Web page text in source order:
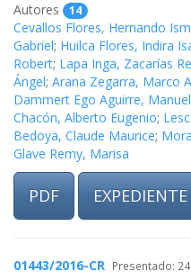
Autores 14
Cevallos Flores, Hernando
Gabriel; Huilca Flores, Indira
Robert; Lapa Inga, Zacarías
Ángel; Arana Zegarra, Marco
Dammert Ego Aguirre,
Chacón, Alberto Eugenio;
Bedoya, Claude Maurice;
Glave Remy, Marisa
PDF EXPEDIENTE
01443/2016-CR Presentado: